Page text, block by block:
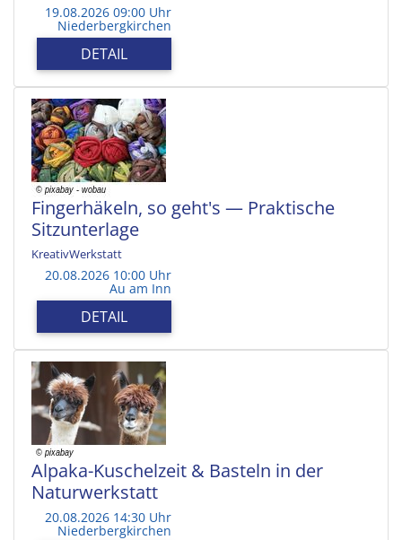
19.08.2026 09:00 Uhr
Niederbergkirchen
DETAIL
Fingerhäkeln, so geht's — Praktische
Sitzunterlage
KreativWerkstatt
20.08.2026 10:00 Uhr
Au am Inn
DETAIL
Alpaka-Kuschelzeit & Basteln in der
Naturwerkstatt
20.08.2026 14:30 Uhr
Niederbergkirchen